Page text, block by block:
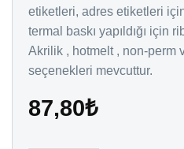
etiketleri, adres etiketleri
termal baskı yapıldığı için
Akrilik , hotmelt , non-perm
seçenekleri mevcuttur.
87,80₺